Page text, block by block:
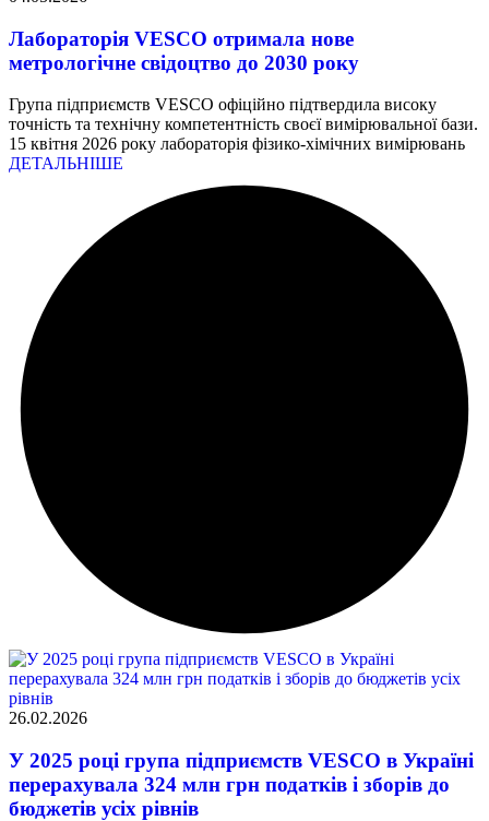
Лабораторія VESCO отримала нове
метрологічне свідоцтво до 2030 року
Група підприємств VESCO офіційно підтвердила високу
точність та технічну компетентність своєї вимірювальної бази.
15 квітня 2026 року лабораторія фізико-хімічних вимірювань
ДЕТАЛЬНІШЕ
26.02.2026
У 2025 році група підприємств VESCO в Україні
перерахувала 324 млн грн податків і зборів до
бюджетів усіх рівнів